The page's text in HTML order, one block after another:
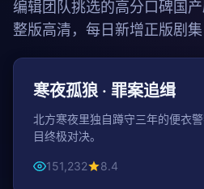
编辑团队挑选的高分口碑国
整版高清，每日新增正版剧集
动作
寒夜孤狼 · 罪案追缉
北方寒夜里独自蹲守三年的便衣
目终极对决。
151,232 8.4